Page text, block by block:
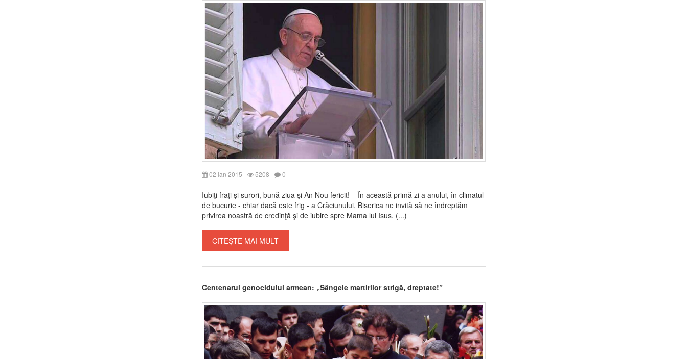
02 Ian 2015 5208 0
Iubiţi fraţi şi surori, bună ziua şi An Nou fericit! În această primă zi a anului, în climatul
de bucurie - chiar dacă este frig - a Crăciunului, Biserica ne invită să ne îndreptăm
privirea noastră de credinţă şi de iubire spre Mama lui Isus. (...)
CITEȘTE MAI MULT
Centenarul genocidului armean: „Sângele martirilor strigă, dreptate!”